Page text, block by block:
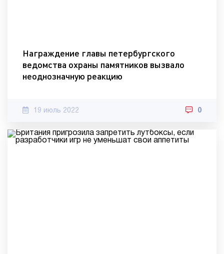
Награждение главы петербургского
ведомства охраны памятников вызвало
неоднозначную реакцию
19 июль 2022 0